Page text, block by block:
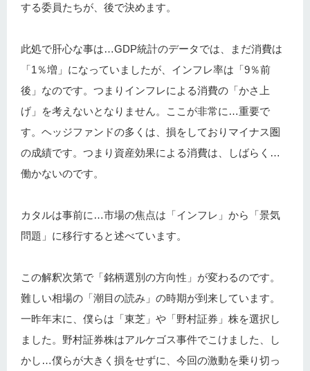
する委員たちが、後で決めます。
此処で肝心な事は…GDP統計のデータでは、まだ消費は
「1％増」になっていましたが、インフレ率は「9％前
後」なのです。つまりインフレによる消費の「かさ上
げ」を考えないとなりません。ここが非常に…重要で
す。ヘッジファンドの多くは、損をしておりマイナス圏
の成績です。つまり資産効果による消費は、しばらく…
働かないのです。
カタルは事前に…市場の焦点は「インフレ」から「景気
問題」に移行すると述べています。
この解釈次第で「銘柄選別の方向性」が変わるのです。
難しい相場の「潮目の読み」の時期が到来しています。
一昨年末に、僕らは「東芝」や「野村証券」株を選択し
ました。野村証券株はアルケゴス事件でこけました、し
かし…僕らが大きく損をせずに、今回の激動を乗り切っ